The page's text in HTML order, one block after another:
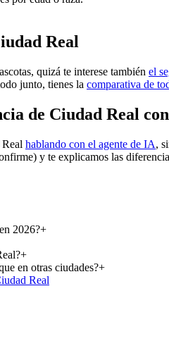
Real
quizá te interese también el
junto, tienes la comparativa de
de Ciudad Real
hablando con el agente de IA,
y te explicamos las
2026?+
+
en otras ciudades?+
Real